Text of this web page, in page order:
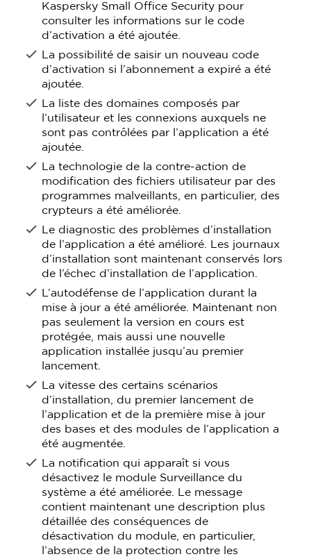
Kaspersky Small Office Security pour
consulter les informations sur le code
d’activation a été ajoutée.
La possibilité de saisir un nouveau code
d’activation si l’abonnement a expiré a été
ajoutée.
La liste des domaines composés par
l’utilisateur et les connexions auxquels ne
sont pas contrôlées par l’application a été
ajoutée.
La technologie de la contre-action de
modification des fichiers utilisateur par des
programmes malveillants, en particulier, des
crypteurs a été améliorée.
Le diagnostic des problèmes d’installation
de l’application a été amélioré. Les journaux
d’installation sont maintenant conservés lors
de l’échec d’installation de l’application.
L’autodéfense de l’application durant la
mise à jour a été améliorée. Maintenant non
pas seulement la version en cours est
protégée, mais aussi une nouvelle
application installée jusqu’au premier
lancement.
La vitesse des certains scénarios
d’installation, du premier lancement de
l’application et de la première mise à jour
des bases et des modules de l’application a
été augmentée.
La notification qui apparaît si vous
désactivez le module Surveillance du
système a été améliorée. Le message
contient maintenant une description plus
détaillée des conséquences de
désactivation du module, en particulier,
l’absence de la protection contre les